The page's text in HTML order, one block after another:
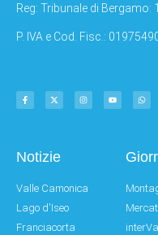
Reg: Tribunale di Bergamo:
P. IVA e Cod. Fisc.:
Notizie
Valle Camonica
Lago d'Iseo
Franciacorta